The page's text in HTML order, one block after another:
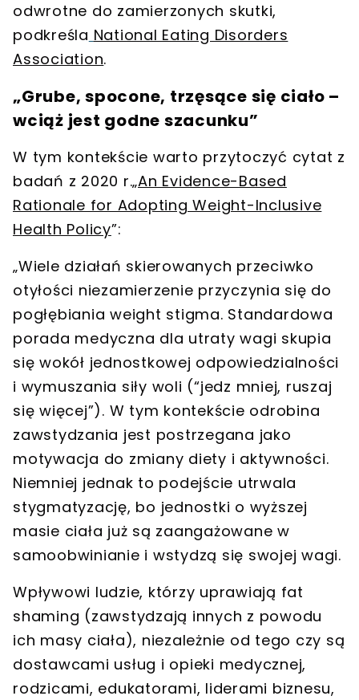
odwrotne do zamierzonych skutki,
podkreśla National Eating Disorders
Association.
„Grube, spocone, trzęsące się ciało –
wciąż jest godne szacunku”
W tym kontekście warto przytoczyć cytat z
badań z 2020 r.„An Evidence-Based
Rationale for Adopting Weight-Inclusive
Health Policy”:
„Wiele działań skierowanych przeciwko
otyłości niezamierzenie przyczynia się do
pogłębiania weight stigma. Standardowa
porada medyczna dla utraty wagi skupia
się wokół jednostkowej odpowiedzialności
i wymuszania siły woli (“jedz mniej, ruszaj
się więcej”). W tym kontekście odrobina
zawstydzania jest postrzegana jako
motywacja do zmiany diety i aktywności.
Niemniej jednak to podejście utrwala
stygmatyzację, bo jednostki o wyższej
masie ciała już są zaangażowane w
samoobwinianie i wstydzą się swojej wagi.
Wpływowi ludzie, którzy uprawiają fat
shaming (zawstydzają innych z powodu
ich masy ciała), niezależnie od tego czy są
dostawcami usług i opieki medycznej,
rodzicami, edukatorami, liderami biznesu,